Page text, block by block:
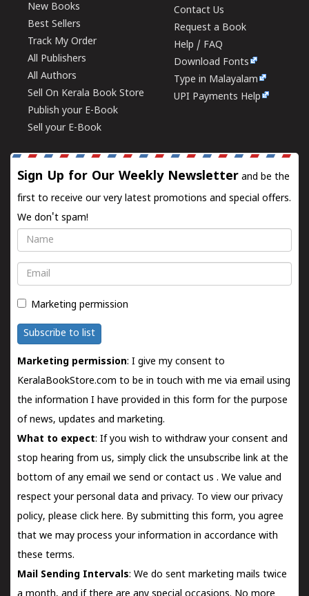
New Books
Best Sellers
Track My Order
All Publishers
All Authors
Sell On Kerala Book Store
Publish your E-Book
Sell your E-Book
Contact Us
Request a Book
Help / FAQ
Download Fonts
Type in Malayalam
UPI Payments Help
Sign Up for Our Weekly Newsletter and be the
first to receive our very latest promotions and special offers.
We don't spam!
Name
Email
Marketing permission
Subscribe to list
Marketing permission: I give my consent to
KeralaBookStore.com to be in touch with me via email using
the information I have provided in this form for the purpose
of news, updates and marketing.
What to expect: If you wish to withdraw your consent and
stop hearing from us, simply click the unsubscribe link at the
bottom of any email we send orcontact us . We value and
respect your personal data and privacy. To view our privacy
policy, please click here. By submitting this form, you agree
that we may process your information in accordance with
these terms.
Mail Sending Intervals: We do sent marketing mails twice